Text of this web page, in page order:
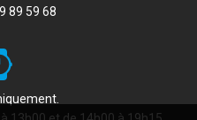
89 59 68